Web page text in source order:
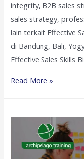
integrity, B2B sales
sales strategy,
lain terkait Effective
di Bandung, Bali,
Effective Sales Skills
Training
Skills
Read More »